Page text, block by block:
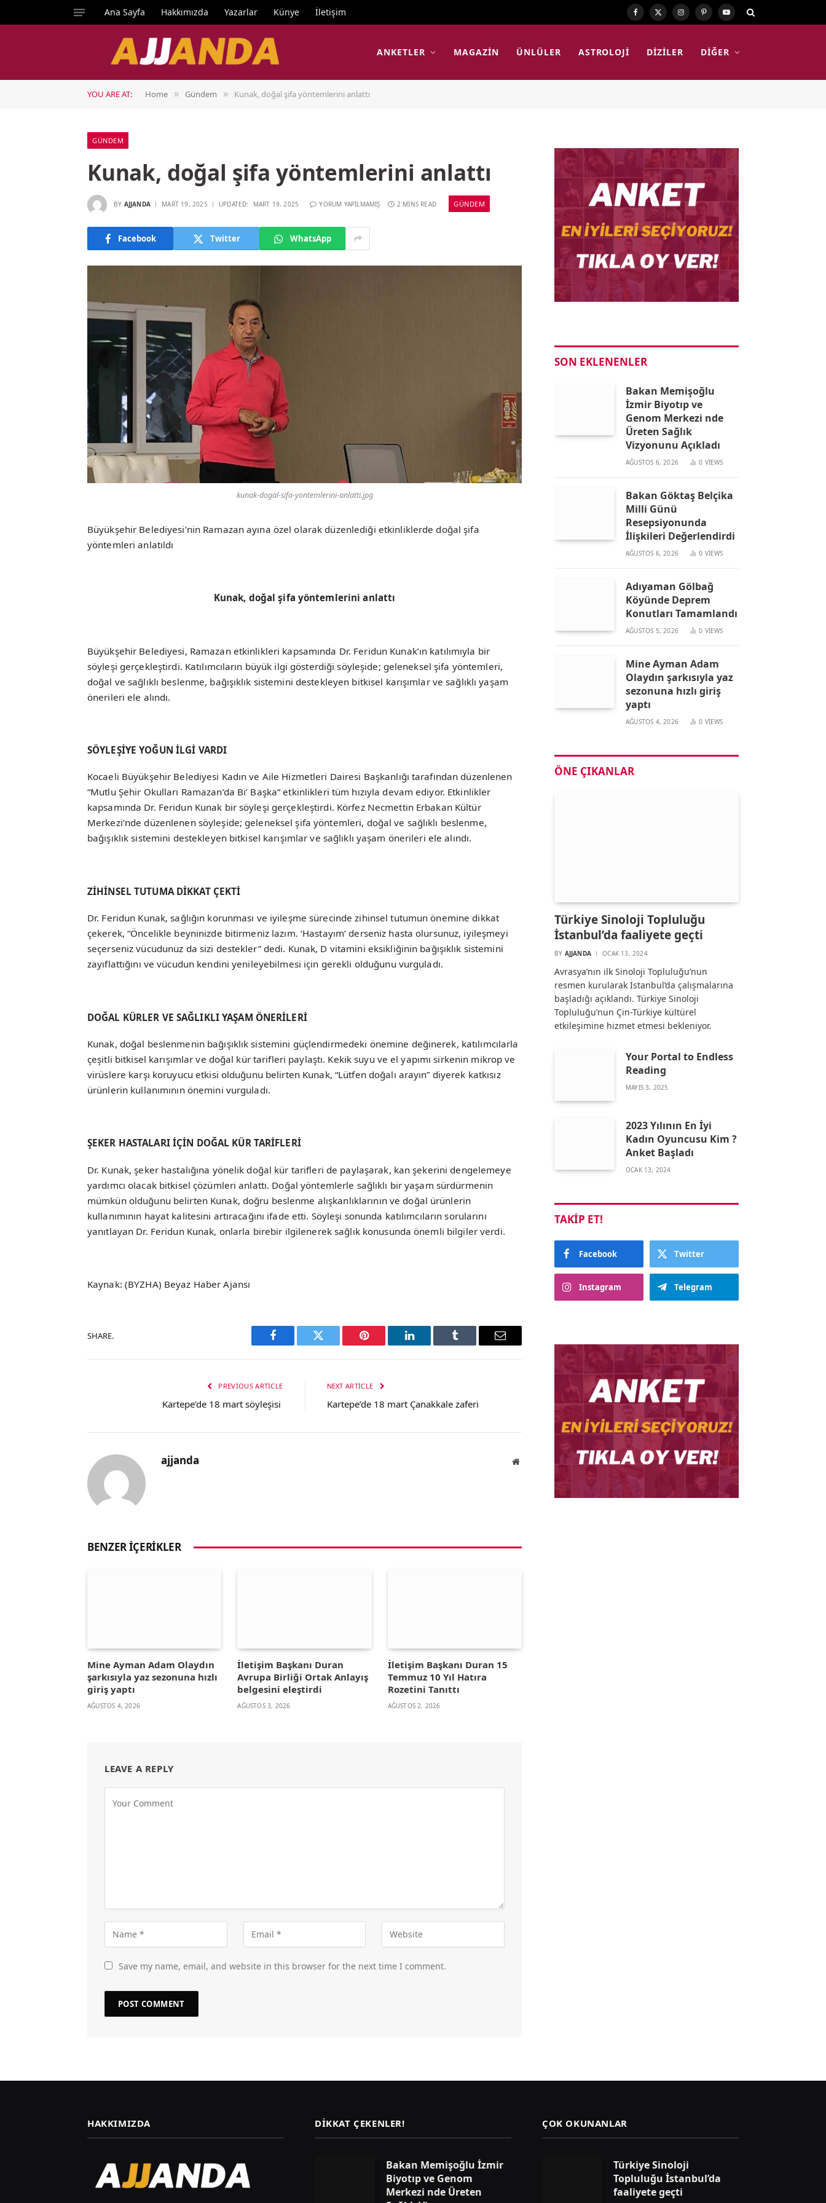
Ana Sayfa Hakkımızda Yazarlar Künye İletişim Facebook
X
Instagram
PinterestYouTube
ANKETLER MAGAZIN ÜNLÜLER ASTROLOJI DIZILER DIĞER
YOU ARE AT: Home » Gündem » Kunak, doğal şifa yöntemlerini anlattı
GÜNDEM
Kunak, doğal şifa yöntemlerini anlattı
BY AJJANDA MART 19, 2025 UPDATED: MART 19, 2025 YORUM YAPILMAMIŞ 2 MINS READ GÜNDEM
Facebook Twitter WhatsApp
kunak-dogal-sifa-yontemlerini-anlatti.jpg
Büyükşehir Belediyesi’nin Ramazan ayına özel olarak düzenlediği etkinliklerde doğal şifa
yöntemleri anlatıldı
Kunak, doğal şifa yöntemlerini anlattı
Büyükşehir Belediyesi, Ramazan etkinlikleri kapsamında Dr. Feridun Kunak’ın katılımıyla bir
söyleşi gerçekleştirdi. Katılımcıların büyük ilgi gösterdiği söyleşide; geleneksel şifa yöntemleri,
doğal ve sağlıklı beslenme, bağışıklık sistemini destekleyen bitkisel karışımlar ve sağlıklı yaşam
önerileri ele alındı.
SÖYLEŞİYE YOĞUN İLGİ VARDI
Kocaeli Büyükşehir Belediyesi Kadın ve Aile Hizmetleri Dairesi Başkanlığı tarafından düzenlenen
“Mutlu Şehir Okulları Ramazan’da Bi’ Başka” etkinlikleri tüm hızıyla devam ediyor. Etkinlikler
kapsamında Dr. Feridun Kunak bir söyleşi gerçekleştirdi. Körfez Necmettin Erbakan Kültür
Merkezi’nde düzenlenen söyleşide; geleneksel şifa yöntemleri, doğal ve sağlıklı beslenme,
bağışıklık sistemini destekleyen bitkisel karışımlar ve sağlıklı yaşam önerileri ele alındı.
ZİHİNSEL TUTUMA DİKKAT ÇEKTİ
Dr. Feridun Kunak, sağlığın korunması ve iyileşme sürecinde zihinsel tutumun önemine dikkat
çekerek, “Öncelikle beyninizde bitirmeniz lazım. ‘Hastayım’ derseniz hasta olursunuz, iyileşmeyi
seçerseniz vücudunuz da sizi destekler” dedi. Kunak, D vitamini eksikliğinin bağışıklık sistemini
zayıflattığını ve vücudun kendini yenileyebilmesi için gerekli olduğunu vurguladı.
DOĞAL KÜRLER VE SAĞLIKLI YAŞAM ÖNERİLERİ
Kunak, doğal beslenmenin bağışıklık sistemini güçlendirmedeki önemine değinerek, katılımcılarla
çeşitli bitkisel karışımlar ve doğal kür tarifleri paylaştı. Kekik suyu ve el yapımı sirkenin mikrop ve
virüslere karşı koruyucu etkisi olduğunu belirten Kunak, “Lütfen doğalı arayın” diyerek katkısız
ürünlerin kullanımının önemini vurguladı.
ŞEKER HASTALARI İÇİN DOĞAL KÜR TARİFLERİ
Dr. Kunak, şeker hastalığına yönelik doğal kür tarifleri de paylaşarak, kan şekerini dengelemeye
yardımcı olacak bitkisel çözümleri anlattı. Doğal yöntemlerle sağlıklı bir yaşam sürdürmenin
mümkün olduğunu belirten Kunak, doğru beslenme alışkanlıklarının ve doğal ürünlerin
kullanımının hayat kalitesini artıracağını ifade etti. Söyleşi sonunda katılımcıların sorularını
yanıtlayan Dr. Feridun Kunak, onlarla birebir ilgilenerek sağlık konusunda önemli bilgiler verdi.
Kaynak: (BYZHA) Beyaz Haber Ajansı
SHARE.
Facebook Twitter Pinterest LinkedIn Tumblr Email
PREVIOUS ARTICLE
Kartepe’de 18 mart söyleşisi
NEXT ARTICLE
Kartepe’de 18 mart Çanakkale zaferi
ajjanda Website
BENZER İÇERIKLER
Mine Ayman Adam Olaydın
şarkısıyla yaz sezonuna hızlı
giriş yaptı
AĞUSTOS 4, 2026
İletişim Başkanı Duran
Avrupa Birliği Ortak Anlayış
belgesini eleştirdi
AĞUSTOS 3, 2026
İletişim Başkanı Duran 15
Temmuz 10 Yıl Hatıra
Rozetini Tanıttı
AĞUSTOS 2, 2026
LEAVE A REPLY
Save my name, email, and website in this browser for the next time I comment.
SON EKLENENLER
Bakan Memişoğlu
İzmir Biyotıp ve
Genom Merkezi nde
Üreten Sağlık
Vizyonunu Açıkladı
AĞUSTOS 6, 2026 0 VIEWS
Bakan Göktaş Belçika
Milli Günü
Resepsiyonunda
İlişkileri Değerlendirdi
AĞUSTOS 6, 2026 0 VIEWS
Adıyaman Gölbağ
Köyünde Deprem
Konutları Tamamlandı
AĞUSTOS 5, 2026 0 VIEWS
Mine Ayman Adam
Olaydın şarkısıyla yaz
sezonuna hızlı giriş
yaptı
AĞUSTOS 4, 2026 0 VIEWS
ÖNE ÇIKANLAR
Türkiye Sinoloji Topluluğu
İstanbul’da faaliyete geçti
BY AJJANDA OCAK 13, 2024
Avrasya’nın ilk Sinoloji Topluluğu’nun
resmen kurularak İstanbul’da çalışmalarına
başladığı açıklandı. Türkiye Sinoloji
Topluluğu’nun Çin-Türkiye kültürel
etkileşimine hizmet etmesi bekleniyor.
Your Portal to Endless
Reading
MAYIS 3, 2025
2023 Yılının En İyi
Kadın Oyuncusu Kim ?
Anket Başladı
OCAK 13, 2024
TAKIP ET!
Facebook Twitter
Instagram Telegram
HAKKIMIZDA DIKKAT ÇEKENLER!
Bakan Memişoğlu İzmir
Biyotıp ve Genom
Merkezi nde Üreten
ÇOK OKUNANLAR
Türkiye Sinoloji
Topluluğu İstanbul’da
faaliyete geçti